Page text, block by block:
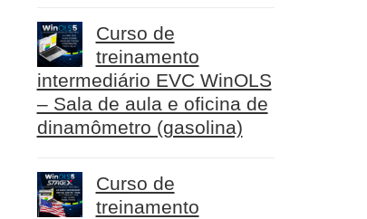
Curso de
treinamento
intermediário EVC WinOLS
– Sala de aula e oficina de
dinamômetro (gasolina)
Curso de
treinamento